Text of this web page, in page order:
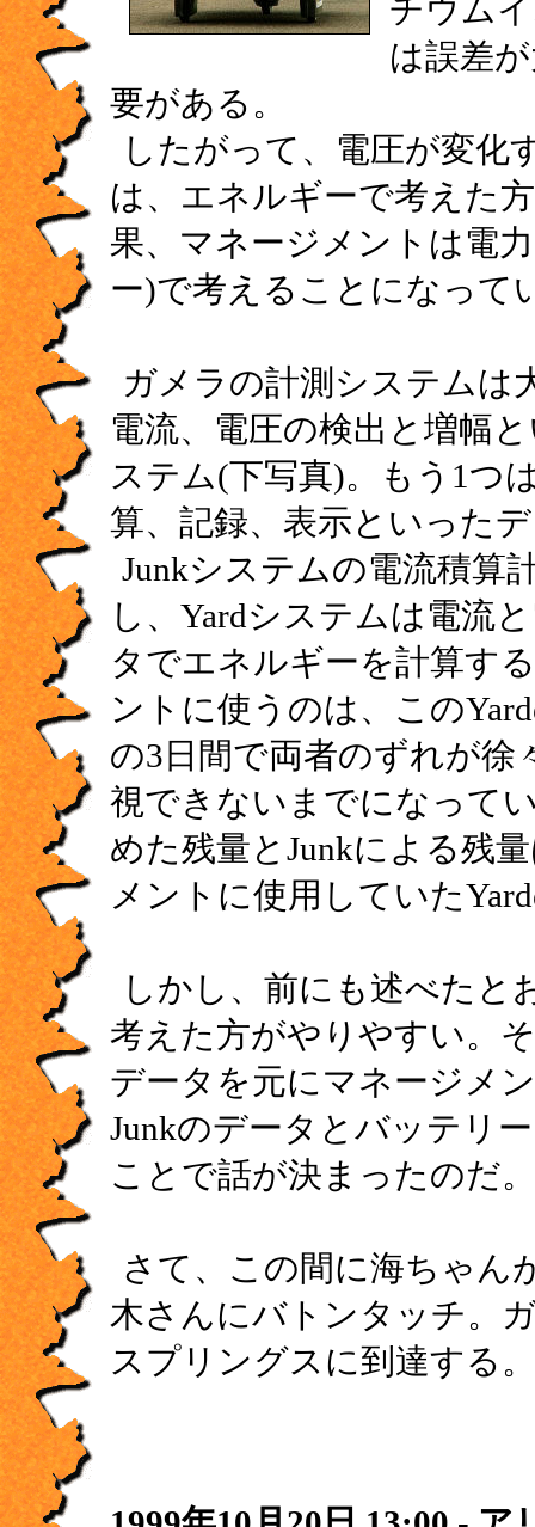
チウム
は誤差
要がある。
したがって、電圧が変化
は、エネルギーで考えた
果、マネージメントは電
ー)で考えることになって
ガメラの計測システムは
電流、電圧の検出と増幅
ステム(下写真)。もう1つ
算、記録、表示といった
Junkシステムの電流積算
し、Yardシステムは電流
タでエネルギーを計算す
ントに使うのは、この
の3日間で両者のずれが徐
視できないまでになって
めた残量とJunkによる残
メントに使用していた
しかし、前にも述べたと
考えた方がやりやすい。
データを元にマネージメ
Junkのデータとバッテリ
ことで話が決まったのだ。
さて、この間に海ちゃん
木さんにバトンタッチ。
スプリングスに到達する。